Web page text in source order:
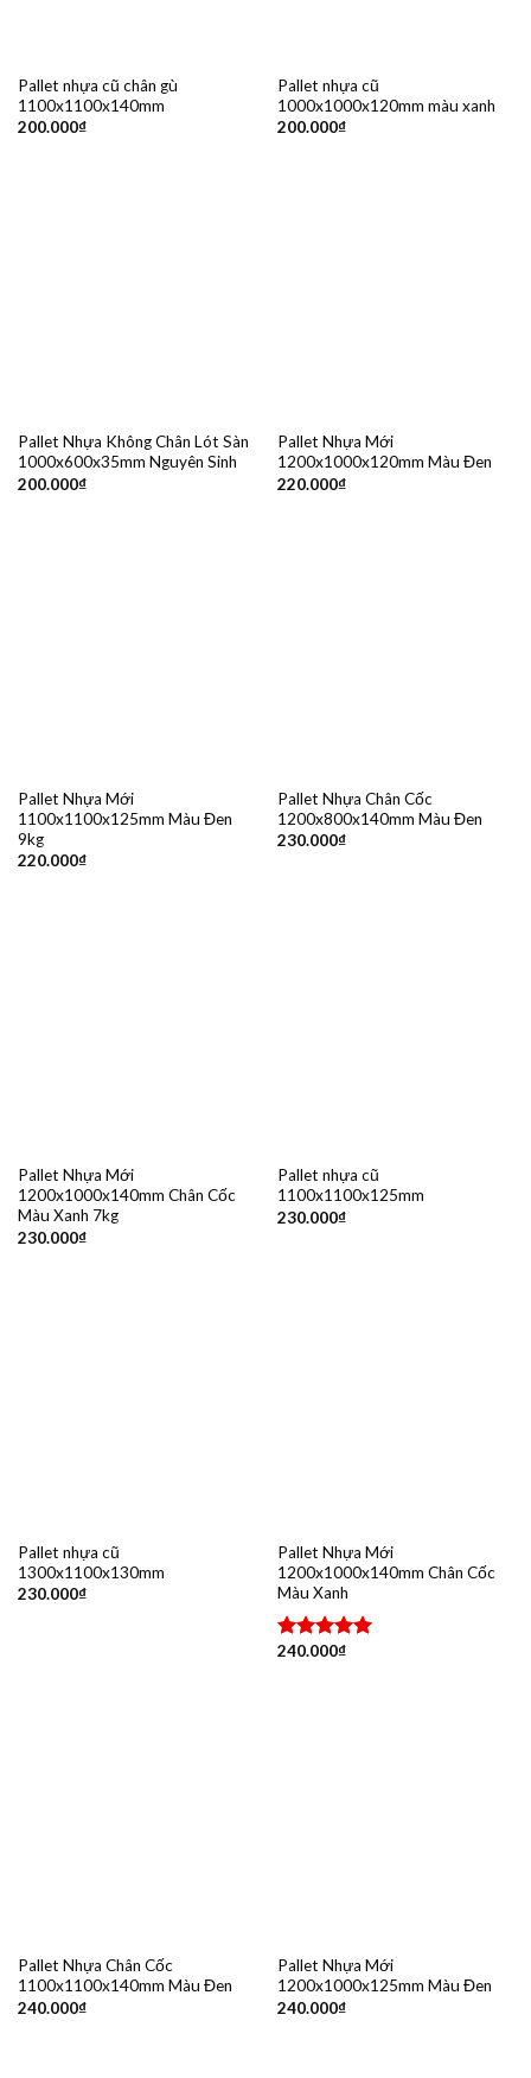
Pallet nhựa cũ chân gù
1100x1100x140mm
200.000₫
Pallet nhựa cũ
1000x1000x120mm màu xanh
200.000₫
Pallet Nhựa Không Chân Lót Sàn
1000x600x35mm Nguyên Sinh
200.000₫
Pallet Nhựa Mới
1200x1000x120mm Màu Đen
220.000₫
Pallet Nhựa Mới
1100x1100x125mm Màu Đen
9kg
220.000₫
Pallet Nhựa Chân Cốc
1200x800x140mm Màu Đen
230.000₫
Pallet Nhựa Mới
1200x1000x140mm Chân Cốc
Màu Xanh 7kg
230.000₫
Pallet nhựa cũ
1100x1100x125mm
230.000₫
Pallet nhựa cũ
1300x1100x130mm
230.000₫
Pallet Nhựa Mới
1200x1000x140mm Chân Cốc
Màu Xanh
Được xếp
240.000₫
Pallet Nhựa Chân Cốc
1100x1100x140mm Màu Đen
240.000₫
Pallet Nhựa Mới
1200x1000x125mm Màu Đen
240.000₫